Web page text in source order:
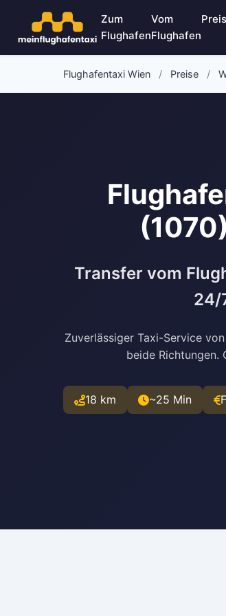
Zum
Flughafen
Vom
Flughafen
Flughafentaxi Wien / Preise /
Transfer vom
24/
Zuverlässiger Taxi-Service
beide Richtungen.
18 km ~25 Min